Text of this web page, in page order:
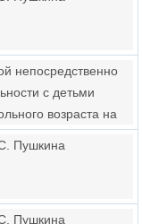
непосредственно
с детьми
возраста на
Пушкина
Пушкина